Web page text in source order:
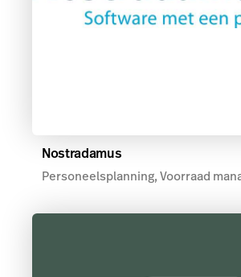
Nostradamus
Personeelsplanning, Voorraad